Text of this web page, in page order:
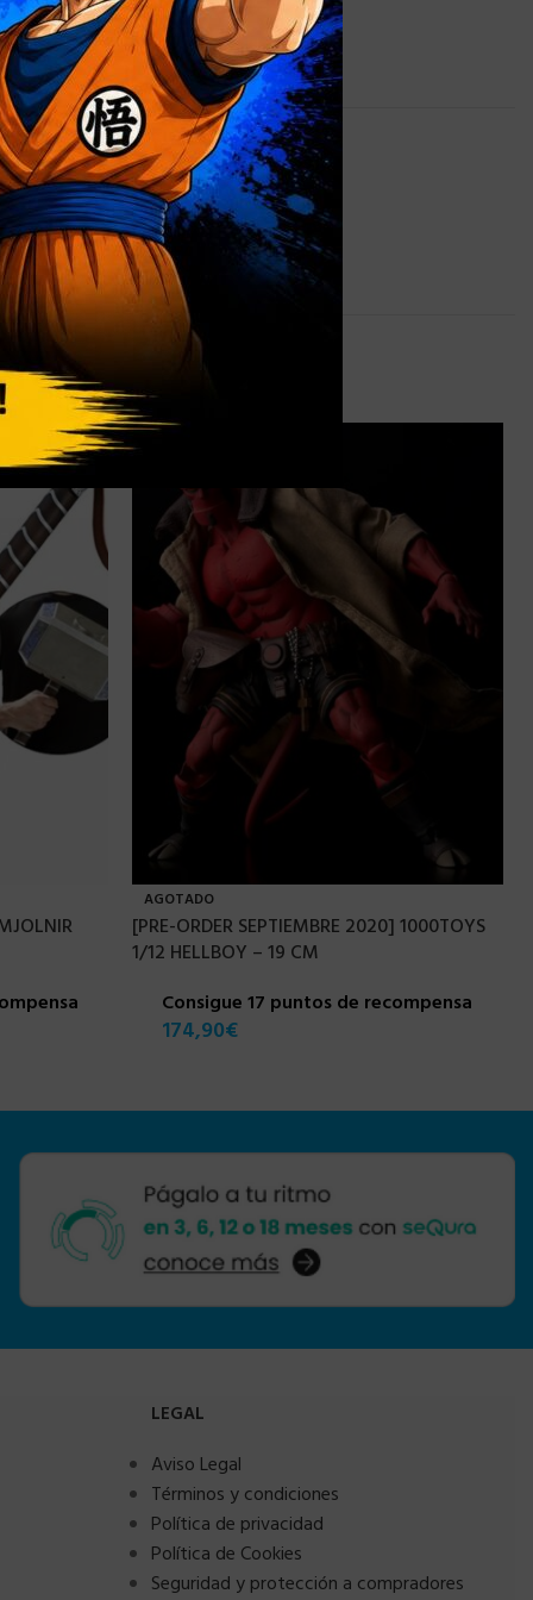
AGOTADO
[PRE-ORDER SEPTIEMBRE 2020] 1000TOYS
1/12 HELLBOY – 19 CM
Consigue 17 puntos de recompensa
174,90€
LEGAL
Aviso Legal
Términos y condiciones
Política de privacidad
Política de Cookies
Seguridad y protección a compradores